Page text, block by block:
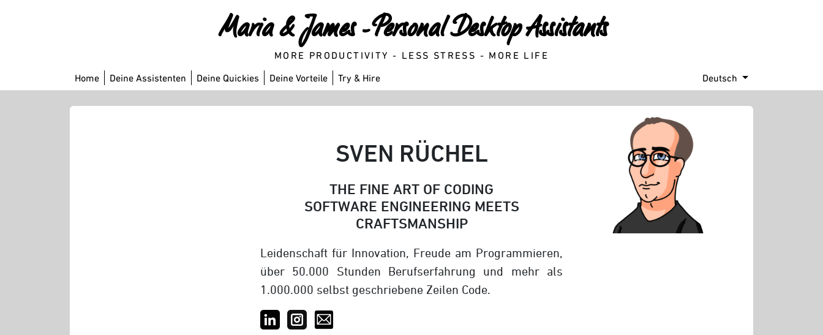
Maria & James - Personal Desktop Assistants
MORE PRODUCTIVITY - LESS STRESS - MORE LIFE
Home Deine Assistenten Deine Quickies Deine Vorteile Try & Hire Deutsch
SVEN RÜCHEL
THE FINE ART OF CODING
SOFTWARE ENGINEERING MEETS
CRAFTSMANSHIP
Leidenschaft für Innovation, Freude am Programmieren,
über 50.000 Stunden Berufserfahrung und mehr als
1.000.000 selbst geschriebene Zeilen Code.